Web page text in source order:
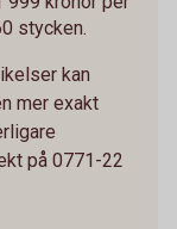
stycken.
kan
mer exakt
på 0771-22